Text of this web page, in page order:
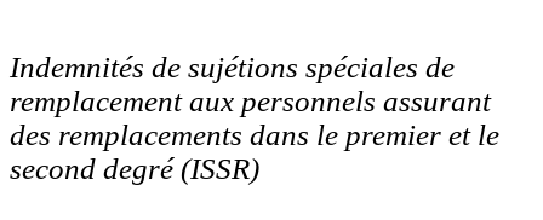
Indemnités de sujétions spéciales de
remplacement aux personnels assurant
des remplacements dans le premier et le
second degré (ISSR)